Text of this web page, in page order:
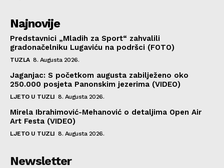
Najnovije
Predstavnici „Mladih za Sport“ zahvalili
gradonačelniku Lugaviću na podršci (FOTO)
TUZLA 8. Augusta 2026.
Jaganjac: S početkom augusta zabilježeno oko
250.000 posjeta Panonskim jezerima (VIDEO)
LJETO U TUZLI 8. Augusta 2026.
Mirela Ibrahimović-Mehanović o detaljima Open Air
Art Festa (VIDEO)
LJETO U TUZLI 8. Augusta 2026.
Newsletter